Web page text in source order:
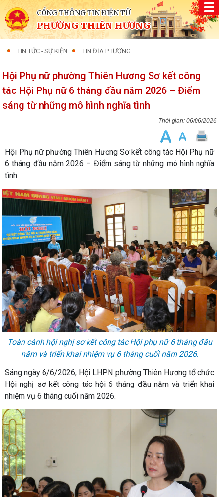
CỔNG THÔNG TIN ĐIỆN TỬ
PHƯỜNG THIÊN HƯƠNG
TIN TỨC - SỰ KIỆN TIN ĐỊA PHƯƠNG
Hội Phụ nữ phường Thiên Hương Sơ kết công
tác Hội Phụ nữ 6 tháng đầu năm 2026 – Điểm
sáng từ những mô hình nghĩa tình
06/06/2026
Hội Phụ nữ phường Thiên Hương Sơ kết công tác Hội Phụ nữ
6 tháng đầu năm 2026 – Điểm sáng từ những mô hình nghĩa
tình
Toàn cảnh hội nghị sơ kết công tác Hội phụ nữ 6 tháng đầu
năm và triển khai nhiệm vụ 6 tháng cuối năm 2026.
Sáng ngày 6/6/2026, Hội LHPN phường Thiên Hương tổ chức
Hội nghị sơ kết công tác hội 6 tháng đầu năm và triển khai
nhiệm vụ 6 tháng cuối năm 2026.